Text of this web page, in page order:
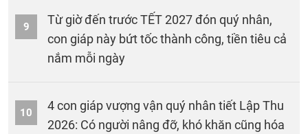
9
Từ giờ đến trước TẾT 2027 đón quý nhân,
con giáp này bứt tốc thành công, tiền tiêu cả
nắm mỗi ngày
10
4 con giáp vượng vận quý nhân tiết Lập Thu
2026: Có người nâng đỡ, khó khăn cũng hóa